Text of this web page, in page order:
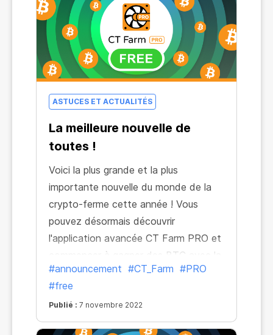
ASTUCES ET ACTUALITÉS
La meilleure nouvelle de
toutes !
Voici la plus grande et la plus
importante nouvelle du monde de la
crypto-ferme cette année ! Vous
pouvez désormais découvrir
l'application avancée CT Farm PRO et
commencer à gagner des BTC avec la
solution de ferme la plus innovante –
tout à fait gratuitement !
#announcement #CT_Farm #PRO
#free
Publié : 7 novembre 2022